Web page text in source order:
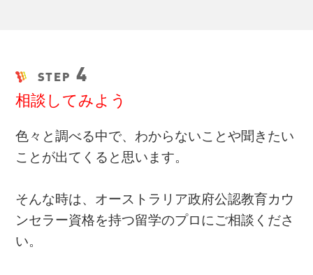
STEP 4
相談してみよう
色々と調べる中で、わからないことや聞きたい
ことが出てくると思います。
そんな時は、オーストラリア政府公認教育カウ
ンセラー資格を持つ留学のプロにご相談くださ
い。